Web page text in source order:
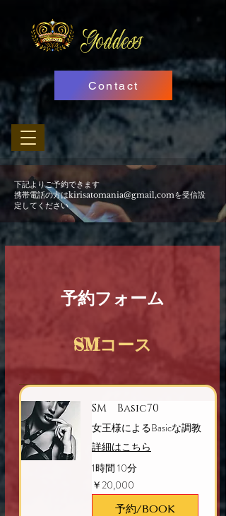
Goddess
Contact
下記よりご予約できます
​携帯電話の方はkirisatomania@gmail,comを受信設
定してください
予約フォーム
SMコース
SM Basic70
女王様によるBasicな調教
詳細はこちら
1時間 10分
20,000
円
￥20,000
予約/BOOK